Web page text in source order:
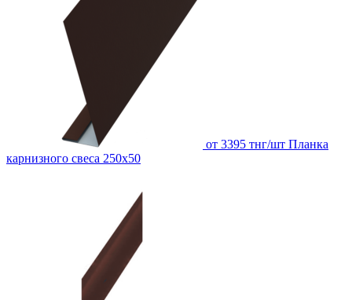
от 3395 тнг/шт Планка
карнизного свеса 250х50